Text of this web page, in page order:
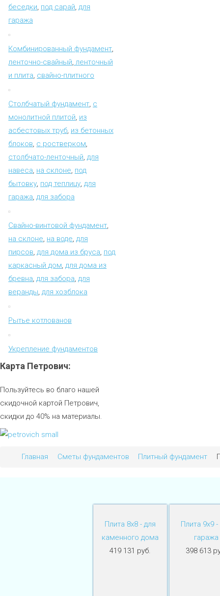
беседки под сарай для
гаража
Комбинированный фундамент
ленточно-свайный ленточный
и плита свайно-плитного
Столбчатый фундамент с
монолитной плитой из
асбестовых труб из бетонных
блоков с ростверком
столбчато-ленточный для
навеса на склоне под
бытовку под теплицу для
гаража для забора
Свайно-винтовой фундамент
на склоне на воде для
пирсов для дома из бруса под
каркасный дом для дома из
бревна для забора для
веранды для хозблока
Рытье котлованов
Укрепление фундаментов
Карта Петрович:
Пользуйтесь во благо нашей
скидочной картой Петрович,
скидки до 40% на материалы.
Главная Сметы фундаментов Плитный фундамент
Плита 8х8 - для
каменного дома
419 131 руб.
Плита 9х9 -
гаража
398 613